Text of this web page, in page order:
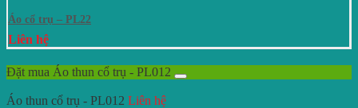
Áo cổ trụ – PL22
Liên hệ
Đặt mua Áo thun cổ trụ - PL012
Áo thun cổ trụ - PL012 Liên hệ